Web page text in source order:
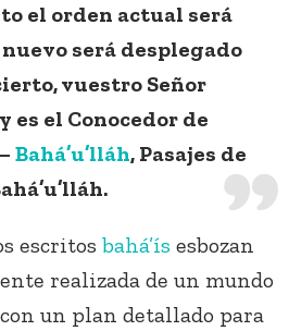
el orden actual será
será desplegado
vuestro Señor
es el Conocedor de
Bahá’u’lláh, Pasajes de
escritos bahá’ís esbozan
realizada de un mundo
un plan detallado para